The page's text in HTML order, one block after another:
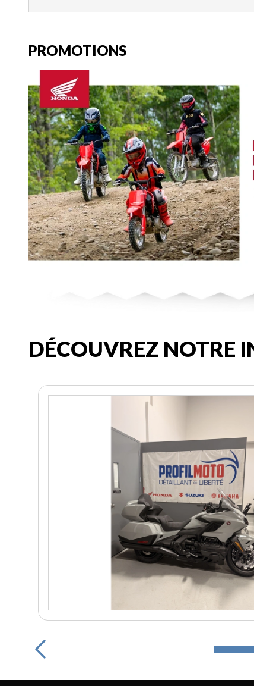
PROMOTIONS
DÉCOUVREZ NOTRE